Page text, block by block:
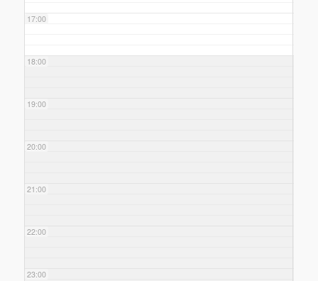
17:00
18:00
19:00
20:00
21:00
22:00
23:00